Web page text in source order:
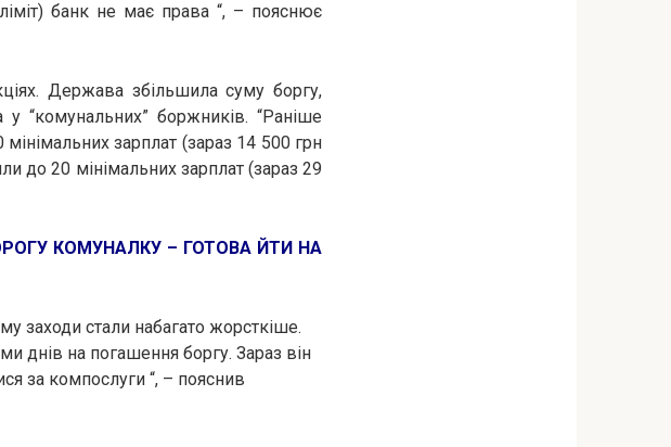
банк не має права “, – пояснює
Держава збільшила суму боргу,
“комунальних” боржників. “Раніше
зарплат (зараз 14 500 грн
до 20 мінімальних зарплат (зараз 29
КОМУНАЛКУ – ГОТОВА ЙТИ НА
заходи стали набагато жорсткіше.
днів на погашення боргу. Зараз він
за компослуги “, – пояснив